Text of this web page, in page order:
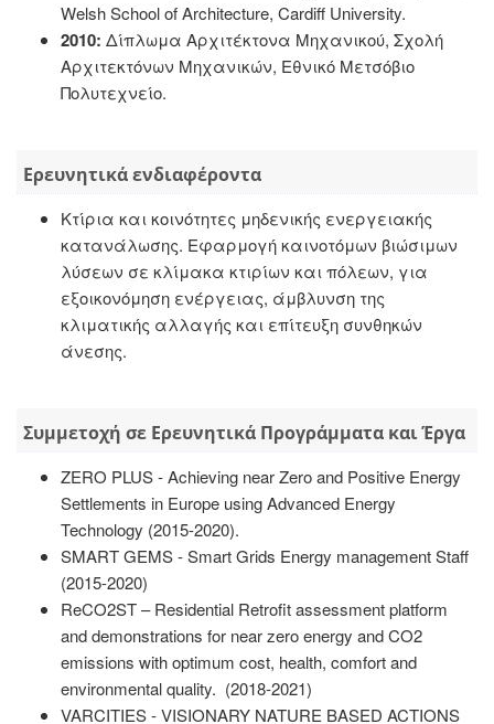
Welsh School of Architecture, Cardiff University.
2010: Δίπλωμα Αρχιτέκτονα Μηχανικού, Σχολή
Αρχιτεκτόνων Μηχανικών, Εθνικό Μετσόβιο
Πολυτεχνείο.
Ερευνητικά ενδιαφέροντα
Κτίρια και κοινότητες μηδενικής ενεργειακής
κατανάλωσης. Εφαρμογή καινοτόμων βιώσιμων
λύσεων σε κλίμακα κτιρίων και πόλεων, για
εξοικονόμηση ενέργειας, άμβλυνση της
κλιματικής αλλαγής και επίτευξη συνθηκών
άνεσης.
Συμμετοχή σε Ερευνητικά Προγράμματα και Έργα
ZERO PLUS - Achieving near Zero and Positive Energy
Settlements in Europe using Advanced Energy
Technology (2015-2020).
SMART GEMS - Smart Grids Energy management Staff
(2015-2020)
ReCO2ST – Residential Retrofit assessment platform
and demonstrations for near zero energy and CO2
emissions with optimum cost, health, comfort and
environmental quality. (2018-2021)
VARCITIES - VISIONARY NATURE BASED ACTIONS